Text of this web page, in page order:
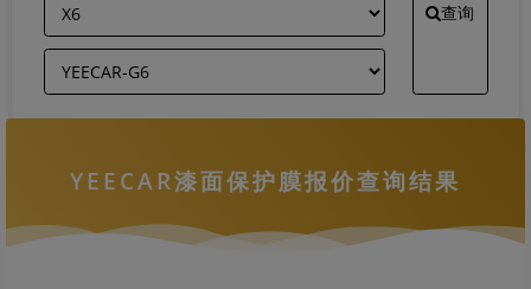
查询
YEECAR漆面保护膜报价查询结果